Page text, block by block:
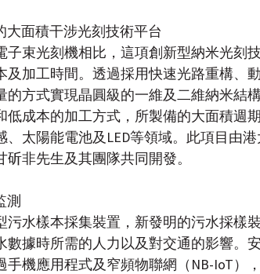
大面積干涉光刻技術平台
子束光刻機相比，這項創新型納米光刻
及加工時間。透過採用快速光路重構、
的方式實現晶圓級的一維及二維納米結
低成本的加工方式，所製備的大面積週
、太陽能電池及LED等領域。此項目由
非先生及其團隊共同開發。
測
污水樣本採集裝置，新發明的污水採樣
數據時所需的人力以及對交通的影響。
手機應用程式及窄頻物聯網（NB-IoT）